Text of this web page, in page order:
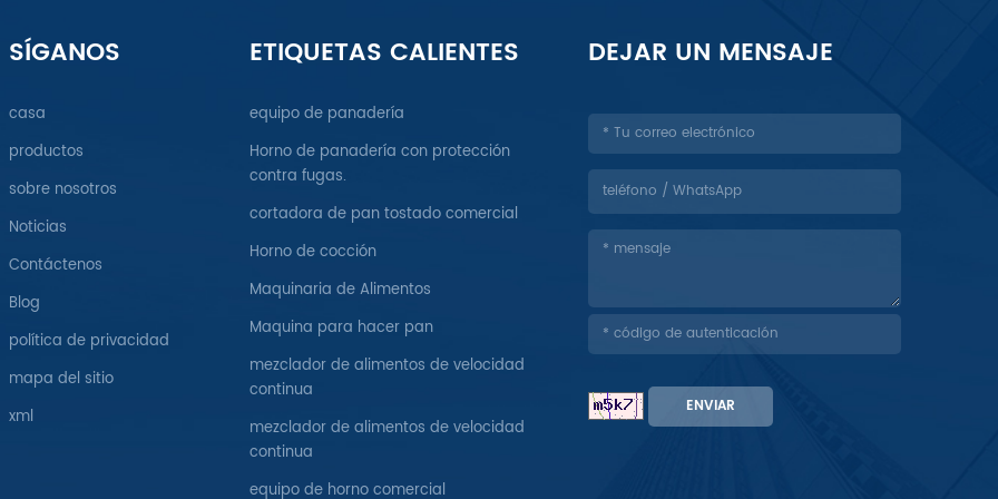
SÍGANOS
casa
productos
sobre nosotros
Noticias
Contáctenos
Blog
política de privacidad
mapa del sitio
xml
ETIQUETAS CALIENTES
equipo de panadería
Horno de panadería con protección
contra fugas.
cortadora de pan tostado comercial
Horno de cocción
Maquinaria de Alimentos
Maquina para hacer pan
mezclador de alimentos de velocidad
continua
mezclador de alimentos de velocidad
continua
equipo de horno comercial
DEJAR UN MENSAJE
ENVIAR